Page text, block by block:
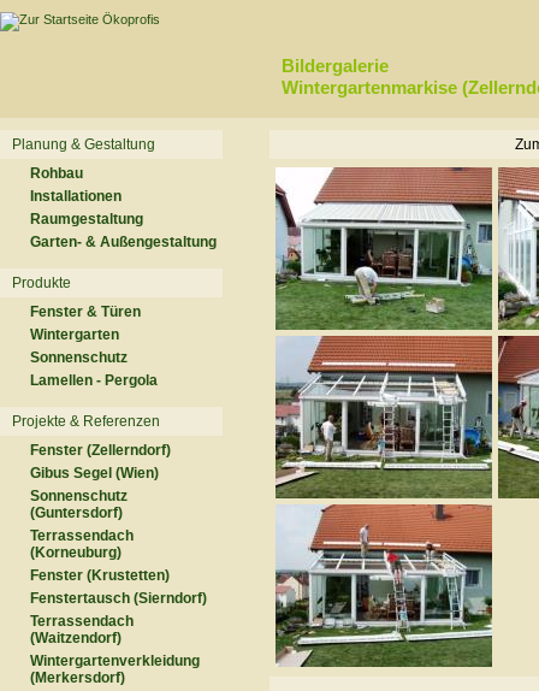
Bildergalerie
Wintergartenmarkise
Planung & Gestaltung
Rohbau
Installationen
Raumgestaltung
Garten- & Außengestaltung
Produkte
Fenster & Türen
Wintergarten
Sonnenschutz
Lamellen - Pergola
Projekte & Referenzen
Fenster (Zellerndorf)
Gibus Segel (Wien)
Sonnenschutz
(Guntersdorf)
Terrassendach
(Korneuburg)
Fenster (Krustetten)
Fenstertausch (Sierndorf)
Terrassendach
(Waitzendorf)
Wintergartenverkleidung
(Merkersdorf)